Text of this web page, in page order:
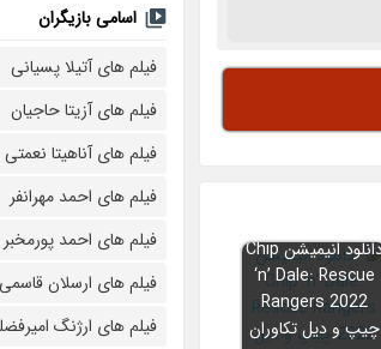
دانلود انیمیشن Chip
‘n’ Dale: Rescue
Rangers 2022
چیپ و دیل تکاوران
اسامی بازیگران
فیلم های آتیلا پسیانی
فیلم های آزیتا حاجیان
فیلم های آناهیتا نعمتی
فیلم های احمد مهرانفر
فیلم های احمد پورمخبر
فیلم های ارسلان قاسمی
فیلم های ارژنگ